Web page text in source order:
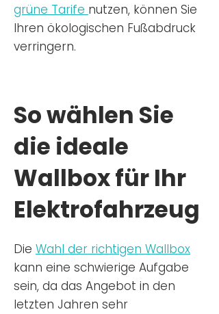
grüne Tarife nutzen, können Sie
Ihren ökologischen Fußabdruck
verringern.
So wählen Sie
die ideale
Wallbox für Ihr
Elektrofahrzeug
Die Wahl der richtigen Wallbox
kann eine schwierige Aufgabe
sein, da das Angebot in den
letzten Jahren sehr